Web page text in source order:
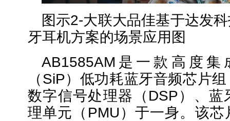
图示2-大联大品佳基于达发
牙耳机方案的场景应用图
AB1585AM是一款高度
（SiP）低功耗蓝牙音频芯片
数字信号处理器（DSP）、蓝
理单元（PMU）于一身。该